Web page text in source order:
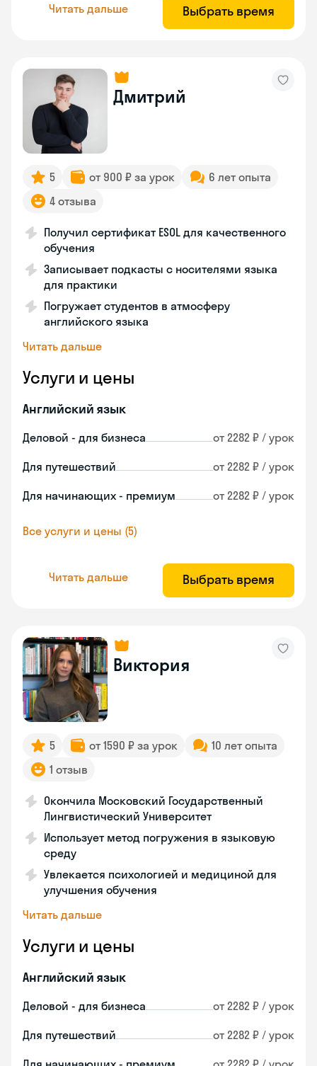
Читать дальше Выбрать время
Дмитрий
5 от 900 ₽ за урок
6 лет опыта
4 отзыва
Получил сертификат ESOL для качественного
обучения
Записывает подкасты с носителями языка
для практики
Погружает студентов в атмосферу
английского языка
Читать дальше
Услуги и цены
Английский язык
Деловой - для бизнеса от 2282 ₽ / урок
Для путешествий от 2282 ₽ / урок
Для начинающих - премиум от 2282 ₽ / урок
Все услуги и цены (5)
Читать дальше Выбрать время
Виктория
5 от 1590 ₽ за урок
10 лет опыта
1 отзыв
Окончила Московский Государственный
Лингвистический Университет
Использует метод погружения в языковую
среду
Увлекается психологией и медициной для
улучшения обучения
Читать дальше
Услуги и цены
Английский язык
Деловой - для бизнеса от 2282 ₽ / урок
Для путешествий от 2282 ₽ / урок